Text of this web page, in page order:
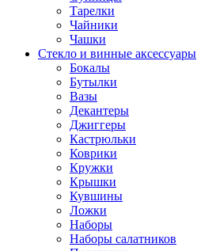
Тарелки
Чайники
Чашки
Стекло и винные аксессуары
Бокалы
Бутылки
Вазы
Декантеры
Джиггеры
Кастрюльки
Коврики
Кружки
Крышки
Кувшины
Ложки
Наборы
Наборы салатников